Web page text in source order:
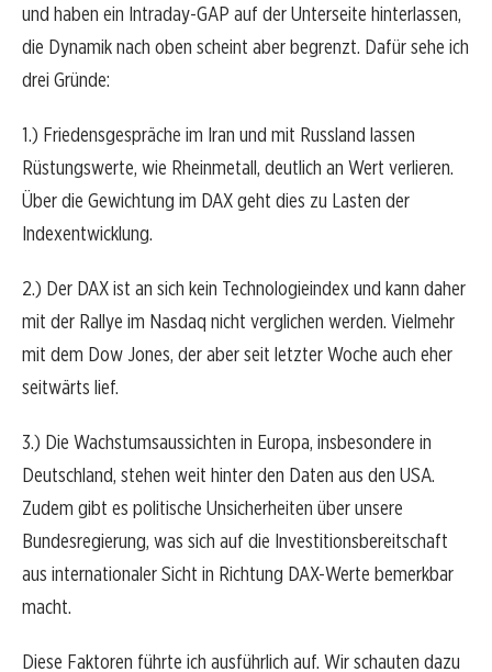
und haben ein Intraday-GAP auf der Unterseite hinterlassen,
die Dynamik nach oben scheint aber begrenzt. Dafür sehe ich
drei Gründe:
1.) Friedensgespräche im Iran und mit Russland lassen
Rüstungswerte, wie Rheinmetall, deutlich an Wert verlieren.
Über die Gewichtung im DAX geht dies zu Lasten der
Indexentwicklung.
2.) Der DAX ist an sich kein Technologieindex und kann daher
mit der Rallye im Nasdaq nicht verglichen werden. Vielmehr
mit dem Dow Jones, der aber seit letzter Woche auch eher
seitwärts lief.
3.) Die Wachstumsaussichten in Europa, insbesondere in
Deutschland, stehen weit hinter den Daten aus den USA.
Zudem gibt es politische Unsicherheiten über unsere
Bundesregierung, was sich auf die Investitionsbereitschaft
aus internationaler Sicht in Richtung DAX-Werte bemerkbar
macht.
Diese Faktoren führte ich ausführlich auf. Wir schauten dazu